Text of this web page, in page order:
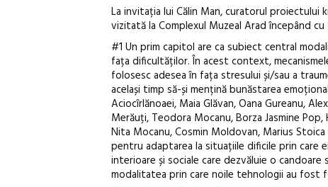
La invitația lui Călin Man, curatorul proiectului
vizitată la Complexul Muzeal Arad începând cu
#1 Un prim capitol are ca subiect central
fața dificultăților. În acest context,
folosesc adesea în fața stresului și/sau a
același timp să-și mențină bunăstarea
Aciocîrlănoaei, Maia Glăvan, Oana Gureanu,
Merăuți, Teodora Mocanu, Borza Jasmine
Nita Mocanu, Cosmin Moldovan, Marius
pentru adaptarea la situațiile dificile prin care
interioare și sociale care dezvăluie o
modalitatea prin care noile tehnologii au fost